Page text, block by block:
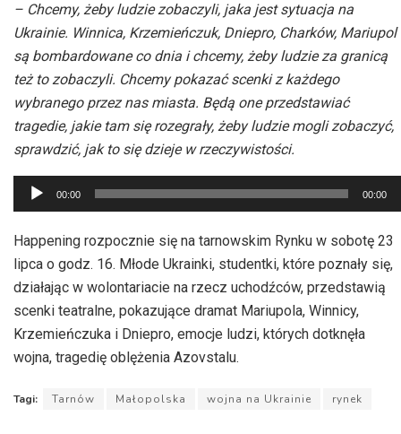
– Chcemy, żeby ludzie zobaczyli, jaka jest sytuacja na
Ukrainie. Winnica, Krzemieńczuk, Dniepro, Charków, Mariupol
są bombardowane co dnia i chcemy, żeby ludzie za granicą
też to zobaczyli. Chcemy pokazać scenki z każdego
wybranego przez nas miasta. Będą one przedstawiać
tragedie, jakie tam się rozegrały, żeby ludzie mogli zobaczyć,
sprawdzić, jak to się dzieje w rzeczywistości.
Odtwarzacz
plików
dźwiękowych
00:00 00:00
Happening rozpocznie się na tarnowskim Rynku w sobotę 23
lipca o godz. 16. Młode Ukrainki, studentki, które poznały się,
działając w wolontariacie na rzecz uchodźców, przedstawią
scenki teatralne, pokazujące dramat Mariupola, Winnicy,
Krzemieńczuka i Dniepro, emocje ludzi, których dotknęła
wojna, tragedię oblężenia Azovstalu.
Tagi: Tarnów Małopolska wojna na Ukrainie rynek